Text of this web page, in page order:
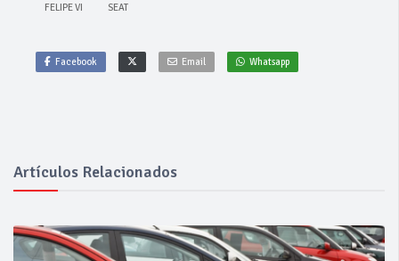
FELIPE VI SEAT
Facebook Email Whatsapp
Artículos Relacionados